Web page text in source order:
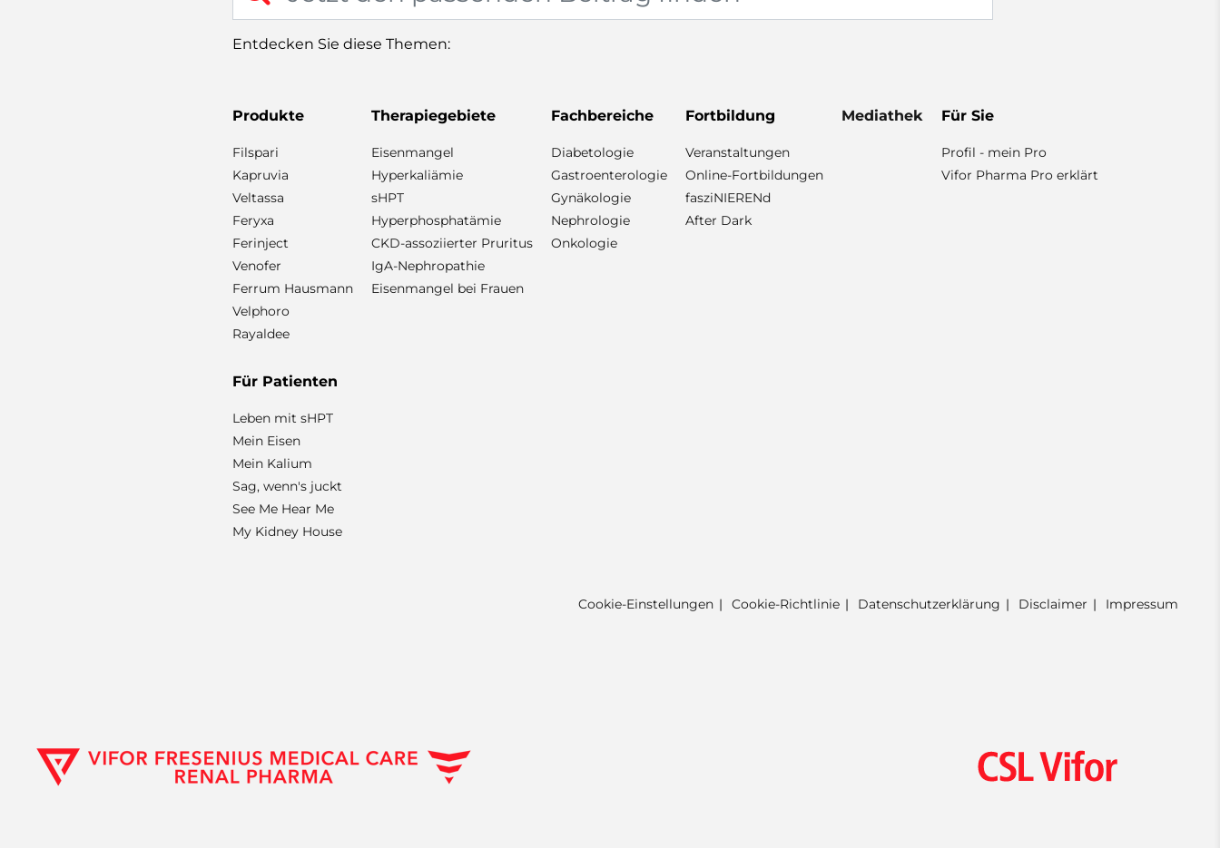
Entdecken Sie diese Themen:
Produkte
Filspari
Kapruvia
Veltassa
Feryxa
Ferinject
Venofer
Ferrum Hausmann
Velphoro
Rayaldee
Therapiegebiete
Eisenmangel
Hyperkaliämie
sHPT
Hyperphosphatämie
CKD-assoziierter Pruritus
IgA-Nephropathie
Eisenmangel bei Frauen
Fachbereiche
Diabetologie
Gastroenterologie
Gynäkologie
Nephrologie
Onkologie
Fortbildung
Veranstaltungen
Online-Fortbildungen
fasziNIERENd
After Dark
Mediathek Für Sie
Profil - mein Pro
Vifor Pharma Pro erklärt
Für Patienten
Leben mit sHPT
Mein Eisen
Mein Kalium
Sag, wenn's juckt
See Me Hear Me
My Kidney House
Cookie-Einstellungen Cookie-Richtlinie Datenschutzerklärung Disclaimer Impressum